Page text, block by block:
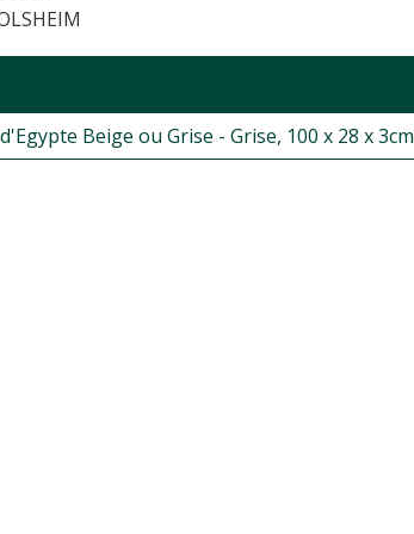
Beige ou Grise - Grise, 100 x 28 x 3cm